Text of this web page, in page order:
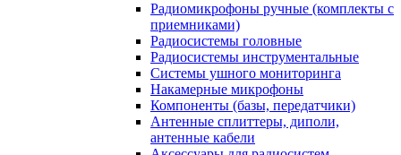
Радиомикрофоны ручные (комплекты с
приемниками)
Радиосистемы головные
Радиосистемы инструментальные
Системы ушного мониторинга
Накамерные микрофоны
Компоненты (базы, передатчики)
Антенные сплиттеры, диполи,
антенные кабели